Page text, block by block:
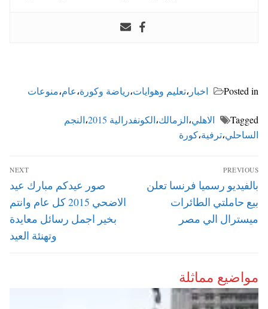
Posted in اخبار ،تعليم وهوايات،رياضة وكورة،عام،منوعات
Tagged الاهلي،الزمالك،الكونفدرالية 2015 ،النجم
الساحلي،ترفية،كورة
تصفّح
المقالات
PREVIOUS
Previous
بالفيديو رسميا فرنسا تعلن
بيع حاملتي الطائرات
ميسترال الي مصر
NEXT
Next
post:
صور عيدكم مبارك عيد
الاضحي 2015 كل عام وانتم
بخير اجمل رسائل معايدة
وتهنئة العيد
مواضيع مماثلة